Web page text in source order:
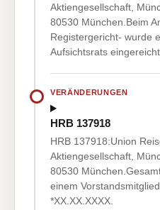
Aktiengesellschaft,
80530 München.Beim
Registergericht- wurde
Aufsichtsrats
VERÄNDERUNGEN
HRB 137918
HRB 137918:Union
Aktiengesellschaft,
80530
einem
*XX.XX.XXXX.